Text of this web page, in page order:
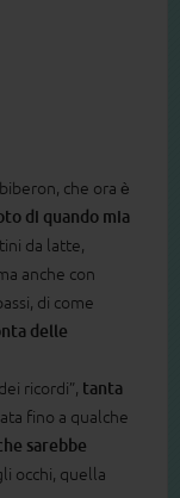
che ora è
di quando mia
da latte,
anche con
di come
delle
ricordi”, tanta
fino a qualche
sarebbe
occhi, quella